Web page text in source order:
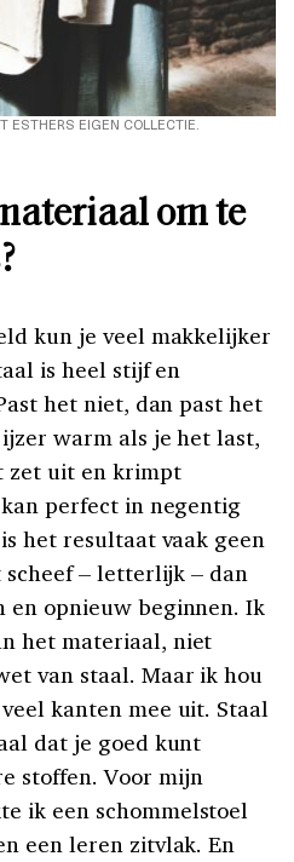
ESTHERS EIGEN COLLECTIE.
om te
kun je veel makkelijker
is heel stijf en
het niet, dan past het
warm als je het last,
zet uit en krimpt
perfect in negentig
het resultaat vaak geen
– letterlijk – dan
en opnieuw beginnen. Ik
het materiaal, niet
van staal. Maar ik hou
kanten mee uit. Staal
dat je goed kunt
stoffen. Voor mijn
ik een schommelstoel
een leren zitvlak. En